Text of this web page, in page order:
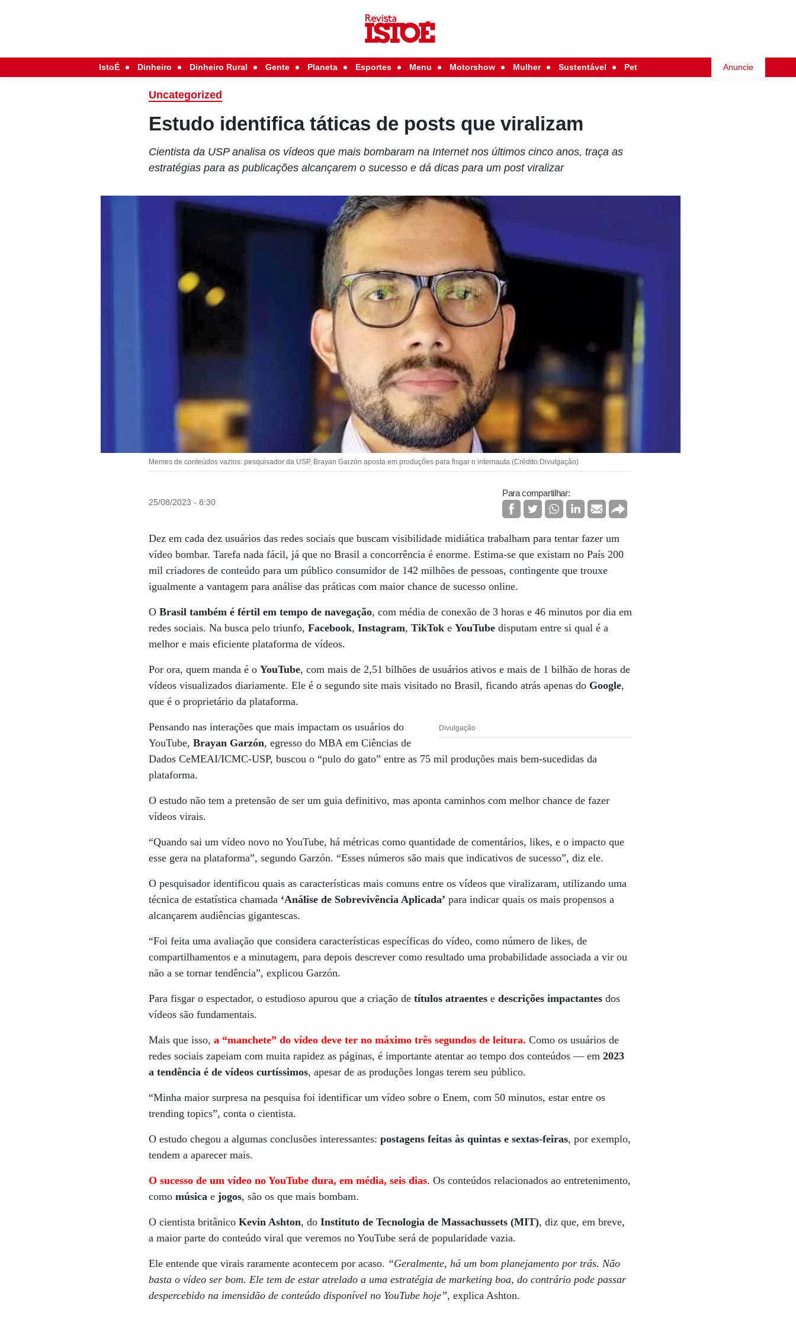
IstoÉ Dinheiro Dinheiro Rural Gente Planeta Esportes Menu Motorshow Mulher Sustentável Pet Anuncie
Uncategorized
Estudo identifica táticas de posts que viralizam
Cientista da USP analisa os vídeos que mais bombaram na Internet nos últimos cinco anos, traça as
estratégias para as publicações alcançarem o sucesso e dá dicas para um post viralizar
Memes de conteúdos vazios: pesquisador da USP, Brayan Garzón aposta em produções para fisgar o internauta (Crédito:Divulgação)
25/08/2023 - 8:30
Para compartilhar:
Dez em cada dez usuários das redes sociais que buscam visibilidade midiática trabalham para tentar fazer um
vídeo bombar. Tarefa nada fácil, já que no Brasil a concorrência é enorme. Estima-se que existam no País 200
mil criadores de conteúdo para um público consumidor de 142 milhões de pessoas, contingente que trouxe
igualmente a vantagem para análise das práticas com maior chance de sucesso online.
OBrasil também é fértil em tempo de navegação, com média de conexão de 3 horas e 46 minutos por dia em
redes sociais. Na busca pelo triunfo,Facebook,Instagram,TikTok eYouTube disputam entre si qual é a
melhor e mais eficiente plataforma de vídeos.
Por ora, quem manda é oYouTube, com mais de 2,51 bilhões de usuários ativos e mais de 1 bilhão de horas de
vídeos visualizados diariamente. Ele é o segundo site mais visitado no Brasil, ficando atrás apenas do Google,
que é o proprietário da plataforma.
Divulgação
Pensando nas interações que mais impactam os usuários do
YouTube,Brayan Garzón, egresso do MBA em Ciências de
Dados CeMEAI/ICMC-USP, buscou o “pulo do gato” entre as 75 mil produções mais bem-sucedidas da
plataforma.
O estudo não tem a pretensão de ser um guia definitivo, mas aponta caminhos com melhor chance de fazer
vídeos virais.
“Quando sai um vídeo novo no YouTube, há métricas como quantidade de comentários, likes, e o impacto que
esse gera na plataforma”, segundo Garzón. “Esses números são mais que indicativos de sucesso”, diz ele.
O pesquisador identificou quais as características mais comuns entre os vídeos que viralizaram, utilizando uma
técnica de estatística chamada ‘Análise de Sobrevivência Aplicada’ para indicar quais os mais propensos a
alcançarem audiências gigantescas.
“Foi feita uma avaliação que considera características específicas do vídeo, como número de likes, de
compartilhamentos e a minutagem, para depois descrever como resultado uma probabilidade associada a vir ou
não a se tornar tendência”, explicou Garzón.
Para fisgar o espectador, o estudioso apurou que a criação detítulos atraentes edescrições impactantes dos
vídeos são fundamentais.
Mais que isso,a “manchete” do vídeo deve ter no máximo três segundos de leitura. Como os usuários de
redes sociais zapeiam com muita rapidez as páginas, é importante atentar ao tempo dos conteúdos — em2023
a tendência é de vídeos curtíssimos, apesar de as produções longas terem seu público.
“Minha maior surpresa na pesquisa foi identificar um vídeo sobre o Enem, com 50 minutos, estar entre os
trending topics”, conta o cientista.
O estudo chegou a algumas conclusões interessantes:postagens feitas às quintas e sextas-feiras, por exemplo,
tendem a aparecer mais.
O sucesso de um vídeo no YouTube dura, em média, seis dias. Os conteúdos relacionados ao entretenimento,
comomúsica ejogos, são os que mais bombam.
O cientista britânicoKevin Ashton, doInstituto de Tecnologia de Massachussets (MIT), diz que, em breve,
a maior parte do conteúdo viral que veremos no YouTube será de popularidade vazia.
Ele entende que virais raramente acontecem por acaso. “Geralmente, há um bom planejamento por trás. Não
basta o vídeo ser bom. Ele tem de estar atrelado a uma estratégia de marketing boa, do contrário pode passar
despercebido na imensidão de conteúdo disponível no YouTube hoje”, explica Ashton.